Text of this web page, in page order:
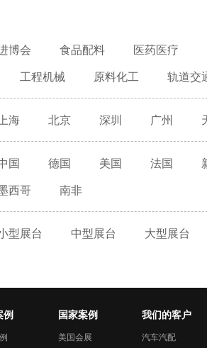
博会 食品配料 医药医疗
工程机械 原料化工 轨道交
上海 北京 深圳 广州
国 德国 美国 法国
西哥 南非
型展台 中型展台 大型展台
例 国家案例
美国会展
我们的客户
汽车汽配